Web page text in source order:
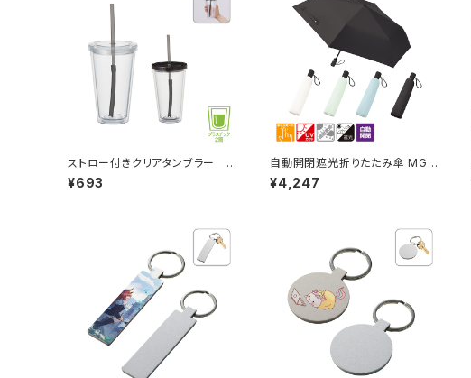
ストロー付きクリアタンブラー M
G
¥693
自動開閉遮光折りたたみ傘 MG
（スムーズ収納タイプ）
¥4,247